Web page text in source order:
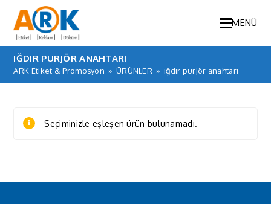
MENÜ
IĞDIR PURJÖR ANAHTARI
ARK Etiket & Promosyon » ÜRÜNLER » ığdır purjör anahtarı
Seçiminizle eşleşen ürün bulunamadı.